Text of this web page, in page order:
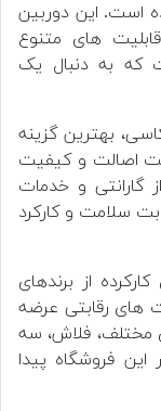
است. این دوربین
های متنوع
که به دنبال یک
بهترین گزینه
اصالت و کیفیت
گارانتی و خدمات
سلامت و کارکرد
از برندهای
های رقابتی عرضه
مختلف، فلاش، سه
این فروشگاه پیدا